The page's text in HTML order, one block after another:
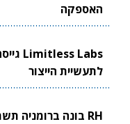
האספקה
לתעשיית הייצור
RH בונה ברומניה תשתית ייצור ביטחוני ישראלית